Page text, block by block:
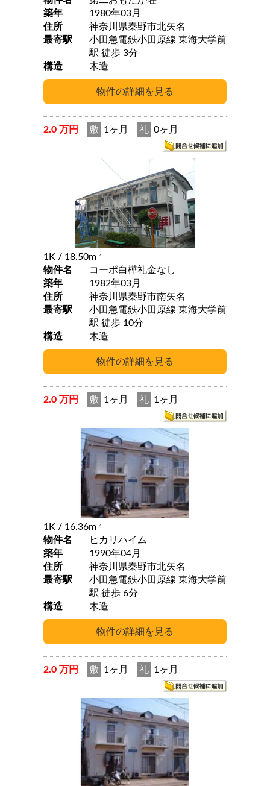
築年
1980年03月
住所
神奈川県秦野市北矢名
最寄駅
小田急電鉄小田原線 東海大学前
駅 徒歩 3分
構造
木造
2.0 万円 敷 1ヶ月 礼 0ヶ月
1K / 18.50m 2
物件名
コーポ白樺礼金なし
築年
1982年03月
住所
神奈川県秦野市南矢名
最寄駅
小田急電鉄小田原線 東海大学前
駅 徒歩 10分
構造
木造
2.0 万円 敷 1ヶ月 礼 1ヶ月
1K / 16.36m 2
物件名
ヒカリハイム
築年
1990年04月
住所
神奈川県秦野市北矢名
最寄駅
小田急電鉄小田原線 東海大学前
駅 徒歩 6分
構造
木造
2.0 万円 敷 1ヶ月 礼 1ヶ月